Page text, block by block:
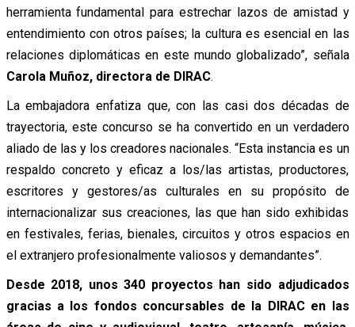
herramienta fundamental para estrechar lazos de amistad y
entendimiento con otros países; la cultura es esencial en las
relaciones diplomáticas en este mundo globalizado”, señala
Carola Muñoz, directora de DIRAC.
La embajadora enfatiza que, con las casi dos décadas de
trayectoria, este concurso se ha convertido en un verdadero
aliado de las y los creadores nacionales. “Esta instancia es un
respaldo concreto y eficaz a los/las artistas, productores,
escritores y gestores/as culturales en su propósito de
internacionalizar sus creaciones, las que han sido exhibidas
en festivales, ferias, bienales, circuitos y otros espacios en
el extranjero profesionalmente valiosos y demandantes”.
Desde 2018, unos 340 proyectos han sido adjudicados
gracias a los fondos concursables de la DIRAC en las